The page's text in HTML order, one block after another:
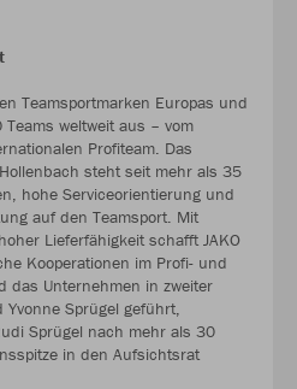
Teamsportmarken Europas und
weltweit aus – vom
Profiteam. Das
steht seit mehr als 35
hohe Serviceorientierung und
auf den Teamsport. Mit
Lieferfähigkeit schafft JAKO
Kooperationen im Profi- und
das Unternehmen in zweiter
Sprügel geführt,
Sprügel nach mehr als 30
in den Aufsichtsrat